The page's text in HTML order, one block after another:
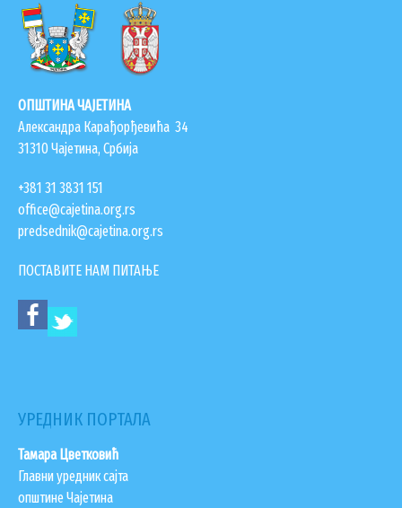
ГИС ЧАЈЕТИНА
ПОСТАВИТЕ НАМ ПИТАЊЕ
ЗАПОСЛЕНИ У ОПШТИНСКОЈ УПРАВИ
ВАЖНИ ТЕЛЕФОНИ
ПОСТАВИТЕ ПИТАЊЕ
ОПШТИНА ЧАЈЕТИНА
Александра Карађорђевића 34
31310 Чајетина, Србија
+381 31 3831 151
office@cajetina.org.rs
predsednik@cajetina.org.rs
ПОСТАВИТЕ НАМ ПИТАЊЕ
УРЕДНИК ПОРТАЛА
Тамара Цветковић
Главни уредник сајта
општине Чајетина